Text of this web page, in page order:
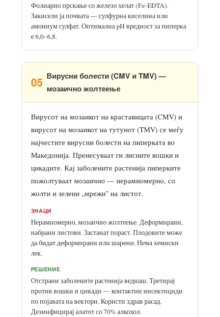
Фолиарно прскање со железо хелат (Fe-EDTA).
Закисели ја почвата — сулфурна киселина или
амониум сулфат. Оптимална pH вредност за пиперка
е 6,0–6,8.
05 Вирусни болести (CMV и TMV) —
мозаично жолтеење
Вирусот на мозаикот на краставицата (CMV) и
вирусот на мозаикот на тутунот (TMV) се меѓу
најчестите вирусни болести на пиперката во
Македонија. Пренесуваат ги лисните вошки и
цикадите. Кај заболените растенија пиперките
пожолтуваат мозаично — нерамномерно, со
жолти и зелени „мрежи” на листот.
ЗНАЦИ
Нерамномерно, мозаично жолтеење. Деформирани,
набрани листови. Застанат пораст. Плодовите може
да бидат деформирани или шарени. Нема хемиски
лек.
РЕШЕНИЕ
Отстрани заболените растенија веднаш. Третирај
против вошки и цикади — контактни инсектициди
по појавата на вектори. Користи здрав расад.
Дезинфицирај алатот со 70% алкохол.